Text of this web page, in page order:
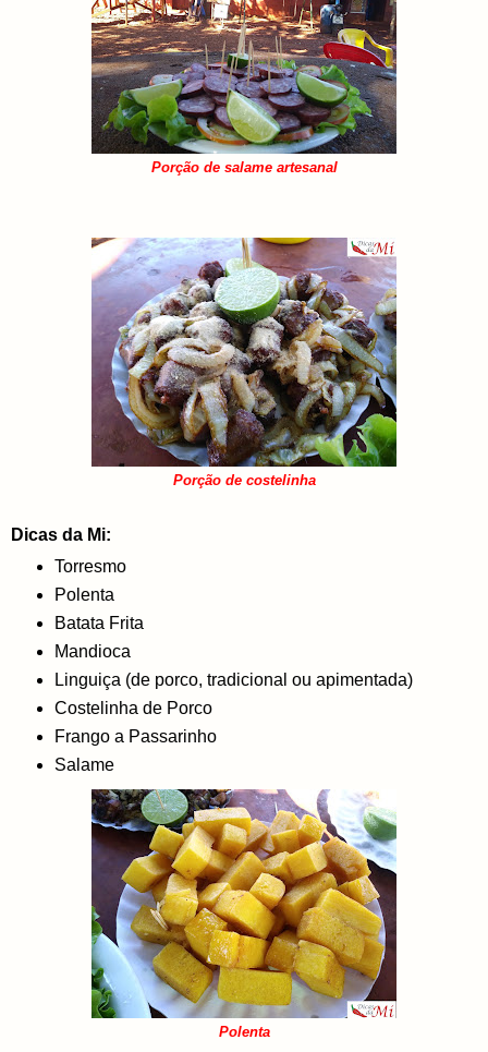
Porção de salame artesanal
Porção de costelinha
Dicas da Mi:
Torresmo
Polenta
Batata Frita
Mandioca
Linguiça (de porco, tradicional ou apimentada)
Costelinha de Porco
Frango a Passarinho
Salame
Polenta